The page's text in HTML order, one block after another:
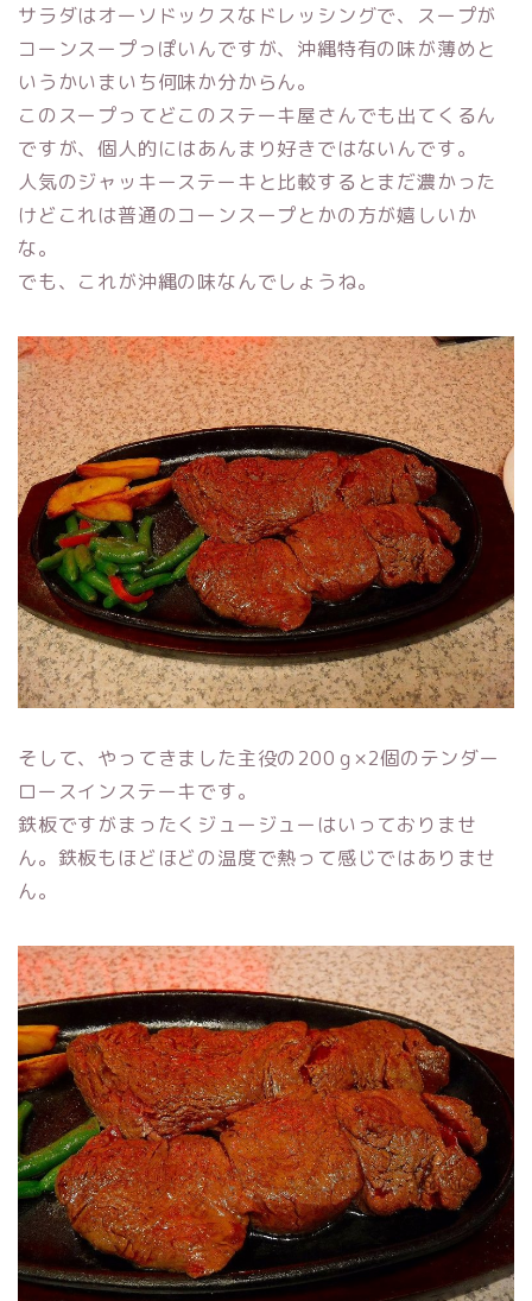
サラダはオーソドックスなドレッシングで、スープが
コーンスープっぽいんですが、沖縄特有の味が薄めと
いうかいまいち何味か分からん。
このスープってどこのステーキ屋さんでも出てくるん
ですが、個人的にはあんまり好きではないんです。
人気のジャッキーステーキと比較するとまだ濃かった
けどこれは普通のコーンスープとかの方が嬉しいか
な。
でも、これが沖縄の味なんでしょうね。
そして、やってきました主役の200ｇ×2個のテンダー
ロースインステーキです。
鉄板ですがまったくジュージューはいっておりませ
ん。鉄板もほどほどの温度で熱って感じではありませ
ん。